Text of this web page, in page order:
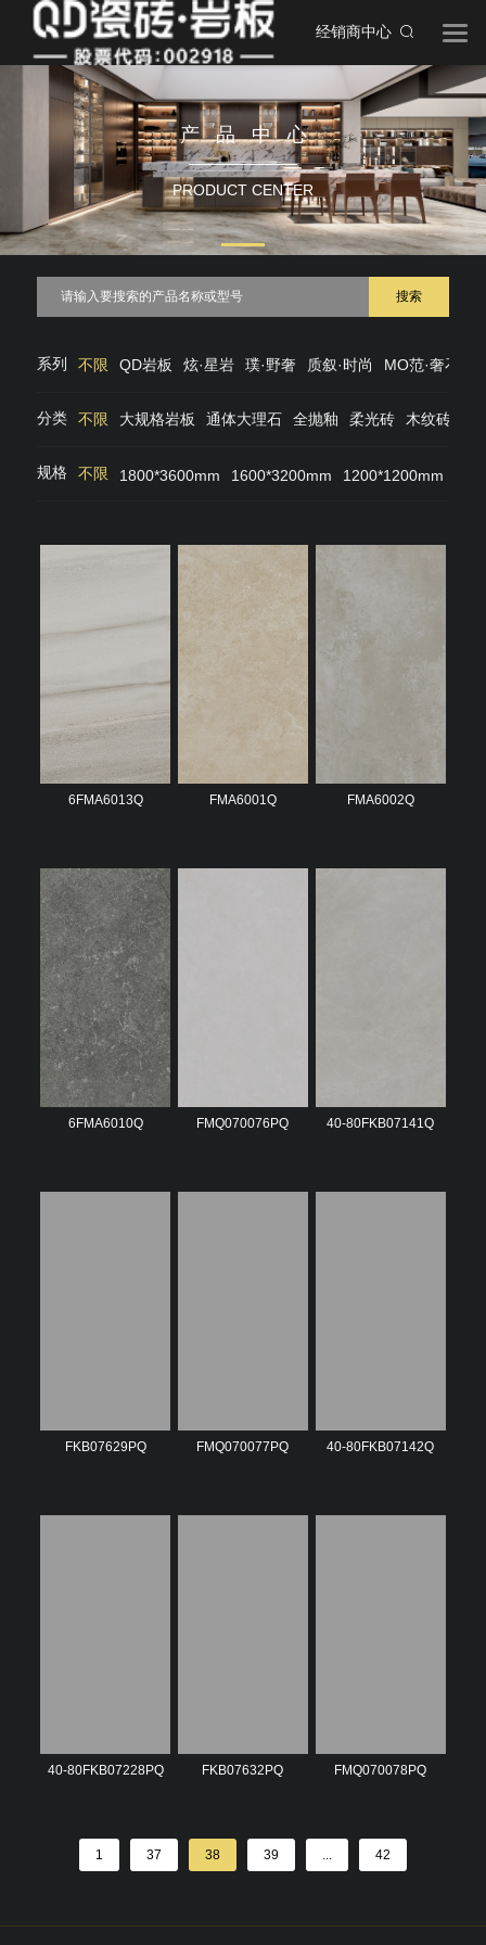
经销商中心
产品中心
PRODUCT CENTER
搜索
系列 不限 QD岩板 炫·星岩 璞·野奢 质叙·时尚 MO范·奢石
分类 不限 大规格岩板 通体大理石 全抛釉 柔光砖 木纹砖
规格 不限 1800*3600mm 1600*3200mm 1200*1200mm
6FMA6013Q FMA6001Q FMA6002Q
6FMA6010Q FMQ070076PQ 40-80FKB07141Q
FKB07629PQ FMQ070077PQ 40-80FKB07142Q
40-80FKB07228PQ FKB07632PQ FMQ070078PQ
1 37 38 39 ... 42